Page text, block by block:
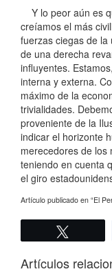
Y lo peor aún es
creíamos el más
fuerzas ciegas de
de una derecha
influyentes.
interna y externa.
máximo de la
trivialidades.
proveniente de la
indicar el horizonte
merecedores de los
teniendo en cuenta
el giro
Artículo publicado en “El
Artículos